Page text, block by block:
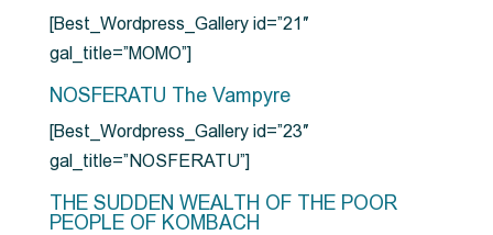
[Best_Wordpress_Gallery id=”21″
gal_title=”MOMO”]
NOSFERATU The Vampyre
[Best_Wordpress_Gallery id=”23″
gal_title=”NOSFERATU”]
THE SUDDEN WEALTH OF THE POOR
PEOPLE OF KOMBACH